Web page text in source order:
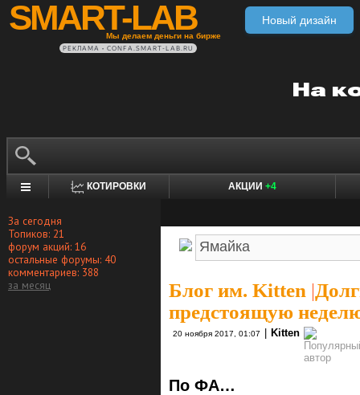
SMART-LAB
Мы делаем деньги на бирже
Новый дизайн
РЕКЛАМА • CONFA.SMART-LAB.RU
КОТИРОВКИ АКЦИИ +4
За сегодня
Топиков: 21
форум акций: 16
остальные форумы: 40
комментариев: 388
за месяц
Блог им. Kitten |
предстоящую
20 ноября 2017, 01:07 Kitten
По ФА…